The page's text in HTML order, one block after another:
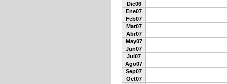
Dic06
Ene07
Feb07
Mar07
Abr07
May07
Jun07
Jul07
Ago07
Sep07
Oct07